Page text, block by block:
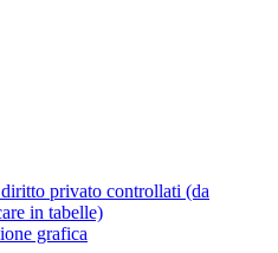
privato controllati (da
in tabelle)
grafica